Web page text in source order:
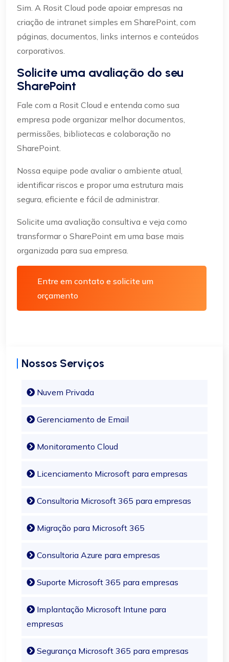
Sim. A Rosit Cloud pode apoiar empresas na
criação de intranet simples em SharePoint, com
páginas, documentos, links internos e conteúdos
corporativos.
Solicite uma avaliação do seu
SharePoint
Fale com a Rosit Cloud e entenda como sua
empresa pode organizar melhor documentos,
permissões, bibliotecas e colaboração no
SharePoint.
Nossa equipe pode avaliar o ambiente atual,
identificar riscos e propor uma estrutura mais
segura, eficiente e fácil de administrar.
Solicite uma avaliação consultiva e veja como
transformar o SharePoint em uma base mais
organizada para sua empresa.
Entre em contato e solicite um
orçamento
Nossos Serviços
Nuvem Privada
Gerenciamento de Email
Monitoramento Cloud
Licenciamento Microsoft para empresas
Consultoria Microsoft 365 para empresas
Migração para Microsoft 365
Consultoria Azure para empresas
Suporte Microsoft 365 para empresas
Implantação Microsoft Intune para
empresas
Segurança Microsoft 365 para empresas